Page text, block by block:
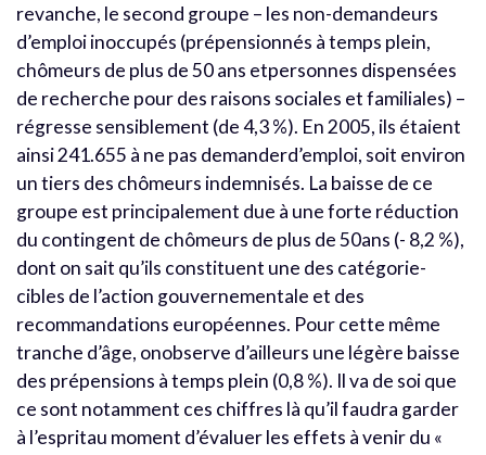
revanche, le second groupe – les non-demandeurs
d’emploi inoccupés (prépensionnés à temps plein,
chômeurs de plus de 50 ans etpersonnes dispensées
de recherche pour des raisons sociales et familiales) –
régresse sensiblement (de 4,3 %). En 2005, ils étaient
ainsi 241.655 à ne pas demanderd’emploi, soit environ
un tiers des chômeurs indemnisés. La baisse de ce
groupe est principalement due à une forte réduction
du contingent de chômeurs de plus de 50ans (- 8,2 %),
dont on sait qu’ils constituent une des catégorie-
cibles de l’action gouvernementale et des
recommandations européennes. Pour cette même
tranche d’âge, onobserve d’ailleurs une légère baisse
des prépensions à temps plein (0,8 %). Il va de soi que
ce sont notamment ces chiffres là qu’il faudra garder
à l’espritau moment d’évaluer les effets à venir du «